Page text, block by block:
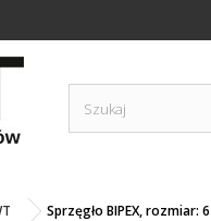
Sprzęgło BIPEX, rozmiar: